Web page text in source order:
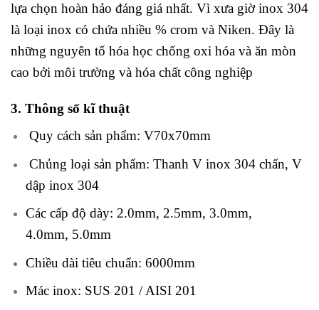
lựa chọn hoàn hảo đáng giá nhất. Vì xưa giờ inox 304
là loại inox có chứa nhiều % crom và Niken. Đây là
những nguyên tố hóa học chống oxi hóa và ăn mòn
cao bởi môi trường và hóa chất công nghiệp
3. Thông số kĩ thuật
Quy cách sản phẩm: V70x70mm
Chủng loại sản phẩm: Thanh V inox 304 chấn, V
dập inox 304
Các cấp độ dày: 2.0mm, 2.5mm, 3.0mm,
4.0mm, 5.0mm
Chiều dài tiêu chuẩn: 6000mm
Mác inox: SUS 201 / AISI 201